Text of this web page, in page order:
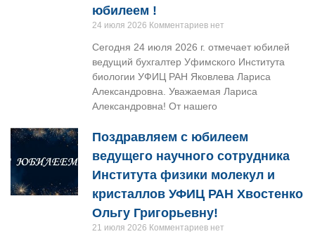
юбилеем !
24 июля 2026 Комментариев нет
Сегодня 24 июля 2026 г. отмечает юбилей
ведущий бухгалтер Уфимского Института
биологии УФИЦ РАН Яковлева Лариса
Александровна. Уважаемая Лариса
Александровна! От нашего
Поздравляем с юбилеем
ведущего научного сотрудника
Института физики молекул и
кристаллов УФИЦ РАН Хвостенко
Ольгу Григорьевну!
21 июля 2026 Комментариев нет